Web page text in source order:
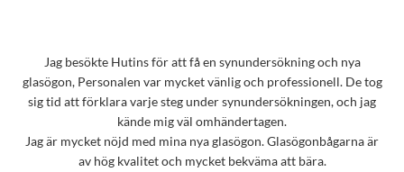
Jag besökte Hutins för att få en synundersökning och nya
glasögon, Personalen var mycket vänlig och professionell. De tog
sig tid att förklara varje steg under synundersökningen, och jag
kände mig väl omhändertagen.
Jag är mycket nöjd med mina nya glasögon. Glasögonbågarna är
av hög kvalitet och mycket bekväma att bära.